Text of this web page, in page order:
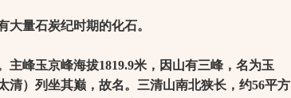
量石炭纪时期的化石。
峰玉京峰海拔1819.9米，因山有三峰，名为玉
清）列坐其巅，故名。三清山南北狭长，约56平方